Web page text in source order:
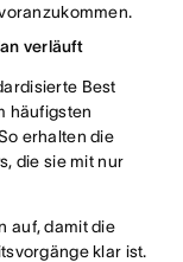
verläuft
Best
häufigsten
erhalten die
die sie mit nur
auf, damit die
klar ist.